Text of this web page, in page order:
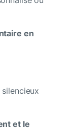
en
et le